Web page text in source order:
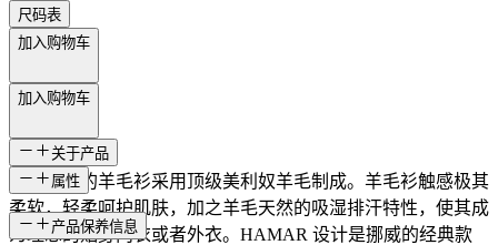
尺码表
加入购物车
加入购物车
关于产品
这款精美的羊毛衫采用顶级美利奴羊毛制成。羊毛衫触感极其
柔软，轻柔呵护肌肤，加之羊毛天然的吸湿排汗特性，使其成
为理想的贴身内衣或者外衣。HAMAR 设计是挪威的经典款
属性
SKU 产品保养信息